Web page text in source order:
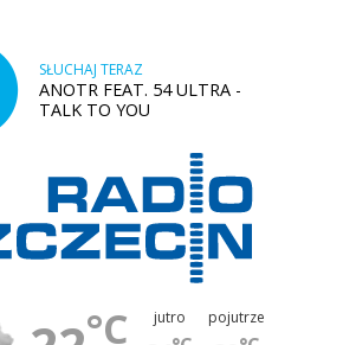
SŁUCHAJ TERAZ
ANOTR FEAT. 54 ULTRA -
TALK TO YOU
°C jutro pojutrze